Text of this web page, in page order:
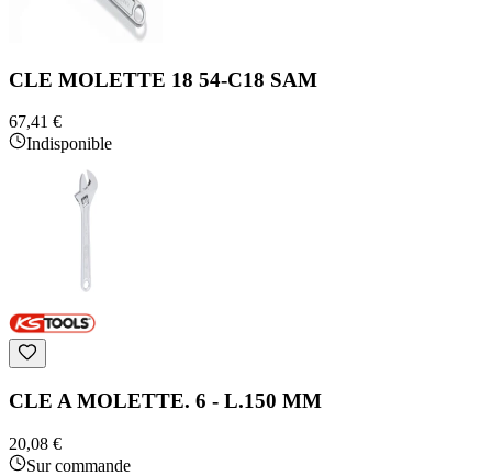
CLE MOLETTE 18 54-C18 SAM
67,41 €
Indisponible
CLE A MOLETTE. 6 - L.150 MM
20,08 €
Sur commande